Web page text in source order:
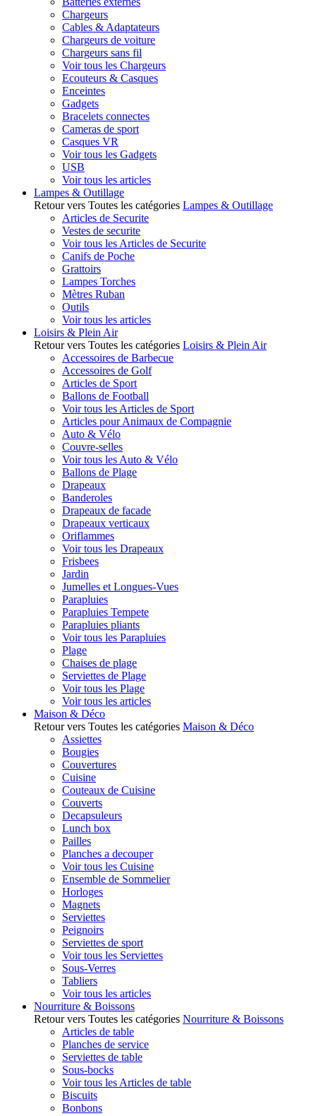
Chargeurs
Cables & Adaptateurs
Chargeurs de voiture
Chargeurs sans fil
Voir tous les Chargeurs
Ecouteurs & Casques
Enceintes
Gadgets
Bracelets connectes
Cameras de sport
Casques VR
Voir tous les Gadgets
USB
Voir tous les articles
Lampes & Outillage
Retour vers Toutes les catégories Lampes & Outillage
Articles de Securite
Vestes de securite
Voir tous les Articles de Securite
Canifs de Poche
Grattoirs
Lampes Torches
Mètres Ruban
Outils
Voir tous les articles
Loisirs & Plein Air
Retour vers Toutes les catégories Loisirs & Plein Air
Accessoires de Barbecue
Accessoires de Golf
Articles de Sport
Ballons de Football
Voir tous les Articles de Sport
Articles pour Animaux de Compagnie
Auto & Vélo
Couvre-selles
Voir tous les Auto & Vélo
Ballons de Plage
Drapeaux
Banderoles
Drapeaux de facade
Drapeaux verticaux
Oriflammes
Voir tous les Drapeaux
Frisbees
Jardin
Jumelles et Longues-Vues
Parapluies
Parapluies Tempete
Parapluies pliants
Voir tous les Parapluies
Plage
Chaises de plage
Serviettes de Plage
Voir tous les Plage
Voir tous les articles
Maison & Déco
Retour vers Toutes les catégories Maison & Déco
Assiettes
Bougies
Couvertures
Cuisine
Couteaux de Cuisine
Couverts
Decapsuleurs
Lunch box
Pailles
Planches a decouper
Voir tous les Cuisine
Ensemble de Sommelier
Horloges
Magnets
Serviettes
Peignoirs
Serviettes de sport
Voir tous les Serviettes
Sous-Verres
Tabliers
Voir tous les articles
Nourriture & Boissons
Retour vers Toutes les catégories Nourriture & Boissons
Articles de table
Planches de service
Serviettes de table
Sous-bocks
Voir tous les Articles de table
Biscuits
Bonbons